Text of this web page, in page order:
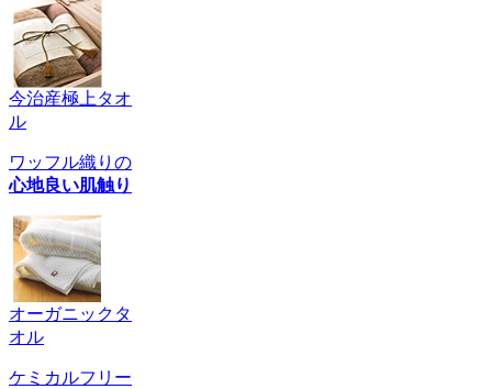
今治産極上タオ
ル
ワッフル織りの
心地良い肌触り
オーガニックタ
オル
ケミカルフリー